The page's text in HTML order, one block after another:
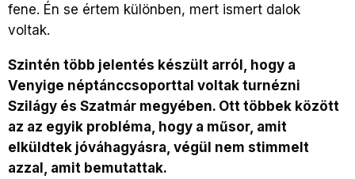
fene. Én se értem különben, mert ismert dalok
voltak.
Szintén több jelentés készült arról, hogy a
Venyige néptánccsoporttal voltak turnézni
Szilágy és Szatmár megyében. Ott többek között
az az egyik probléma, hogy a műsor, amit
elküldtek jóváhagyásra, végül nem stimmelt
azzal, amit bemutattak.